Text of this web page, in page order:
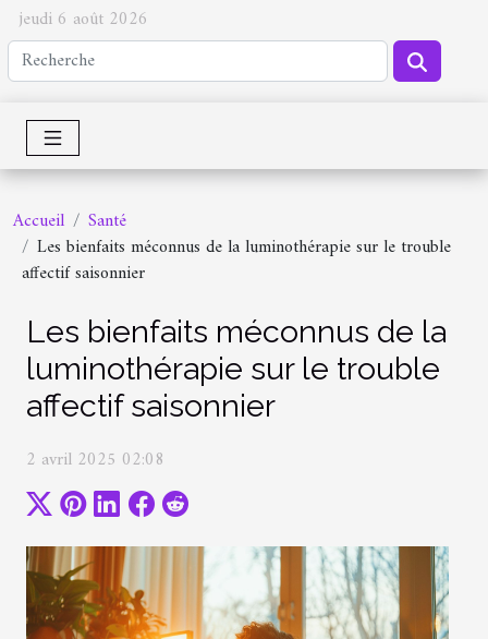
jeudi 6 août 2026
Accueil
Santé
Les bienfaits méconnus de la luminothérapie sur le trouble
affectif saisonnier
Les bienfaits méconnus de la
luminothérapie sur le trouble
affectif saisonnier
2 avril 2025 02:08